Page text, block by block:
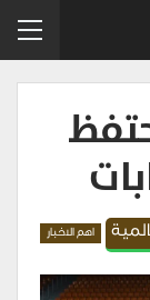
اهم الاخبار